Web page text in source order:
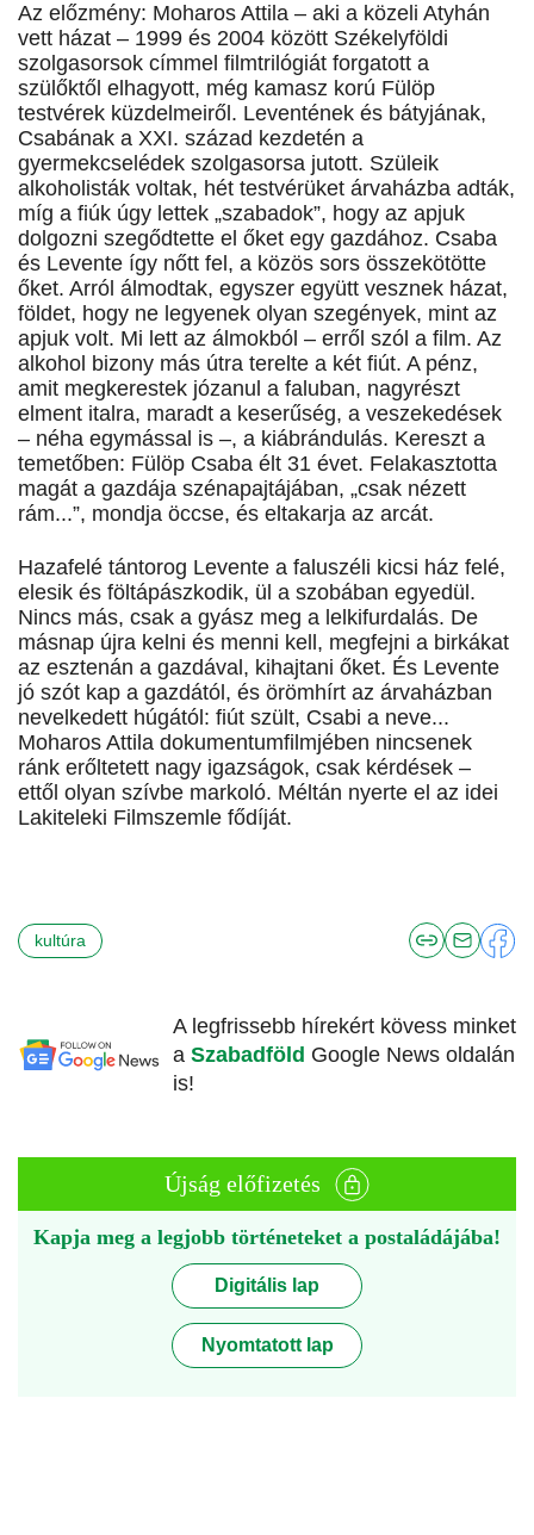
Az előzmény: Moharos Attila – aki a közeli Atyhán
vett házat – 1999 és 2004 között Székelyföldi
szolgasorsok címmel filmtrilógiát forgatott a
szülőktől elhagyott, még kamasz korú Fülöp
testvérek küzdelmeiről. Leventének és bátyjának,
Csabának a XXI. század kezdetén a
gyermekcselédek szolgasorsa jutott. Szüleik
alkoholisták voltak, hét testvérüket árvaházba adták,
míg a fiúk úgy lettek „szabadok”, hogy az apjuk
dolgozni szegődtette el őket egy gazdához. Csaba
és Levente így nőtt fel, a közös sors összekötötte
őket. Arról álmodtak, egyszer együtt vesznek házat,
földet, hogy ne legyenek olyan szegények, mint az
apjuk volt. Mi lett az álmokból – erről szól a film. Az
alkohol bizony más útra terelte a két fiút. A pénz,
amit megkerestek józanul a faluban, nagyrészt
elment italra, maradt a keserűség, a veszekedések
– néha egymással is –, a kiábrándulás. Kereszt a
temetőben: Fülöp Csaba élt 31 évet. Felakasztotta
magát a gazdája szénapajtájában, „csak nézett
rám...”, mondja öccse, és eltakarja az arcát.
Hazafelé tántorog Levente a faluszéli kicsi ház felé,
elesik és föltápászkodik, ül a szobában egyedül.
Nincs más, csak a gyász meg a lelkifurdalás. De
másnap újra kelni és menni kell, megfejni a birkákat
az esztenán a gazdával, kihajtani őket. És Levente
jó szót kap a gazdától, és örömhírt az árvaházban
nevelkedett húgától: fiút szült, Csabi a neve...
Moharos Attila dokumentumfilmjében nincsenek
ránk erőltetett nagy igazságok, csak kérdések –
ettől olyan szívbe markoló. Méltán nyerte el az idei
Lakiteleki Filmszemle fődíját.
kultúra
A legfrissebb hírekért kövess minket
a Szabadföld Google News oldalán
is!
Újság előfizetés
Kapja meg a legjobb történeteket a postaládájába!
Digitális lap
Nyomtatott lap